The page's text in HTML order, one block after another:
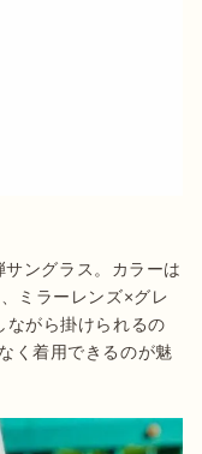
ングラス。カラーは
ミラーレンズ×グレ
ながら掛けられるの
く着用できるのが魅